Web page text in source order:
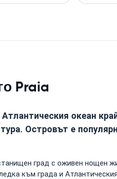
Praia
океан
Островът е
град с оживен нощен
към града и